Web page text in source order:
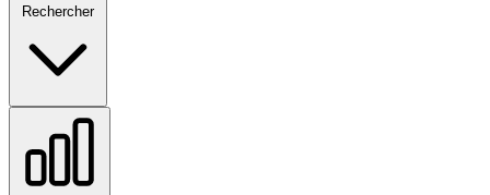
Rechercher